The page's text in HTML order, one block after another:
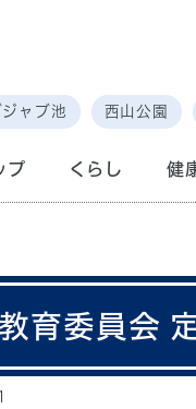
ャブ池 西山公園
プ くらし 健
育委員会